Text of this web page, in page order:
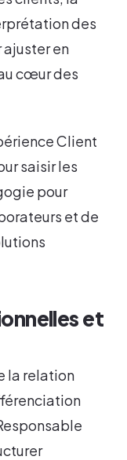
des
ajuster en
cœur des
Client
saisir les
pour
et de
et
la relation